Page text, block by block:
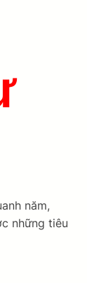
năm,
những tiêu